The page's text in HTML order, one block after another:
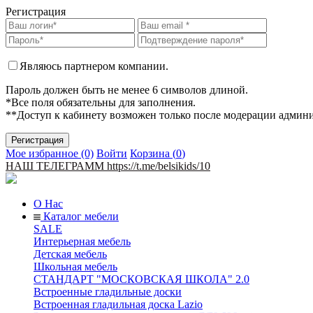
Регистрация
Являюсь партнером компании.
Пароль должен быть не менее 6 символов длиной.
*Все поля обязательны для заполнения.
**Доступ к кабинету возможен только после модерации
Мое избранное (0) Войти Корзина (0)
НАШ ТЕЛЕГРАММ https://t.me/belsikids/10
О Нас
Каталог мебели
SALE
Интерьерная мебель
Детская мебель
Школьная мебель
СТАНДАРТ "МОСКОВСКАЯ ШКОЛА" 2.0
Встроенные гладильные доски
Встроенная гладильная доска Lazio